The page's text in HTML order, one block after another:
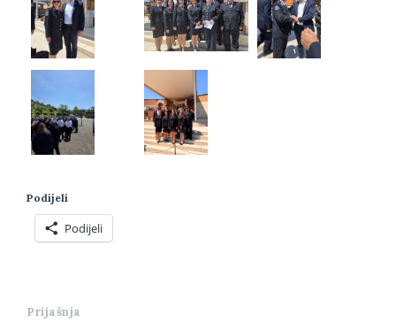
Podijeli
Podijeli
Prijašnja